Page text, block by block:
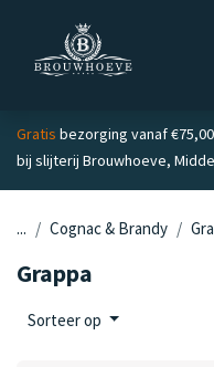
Gratis bezorging vanaf
bij slijterij Brouwhoeve,
... Cognac & Brandy
Grappa
Sorteer op